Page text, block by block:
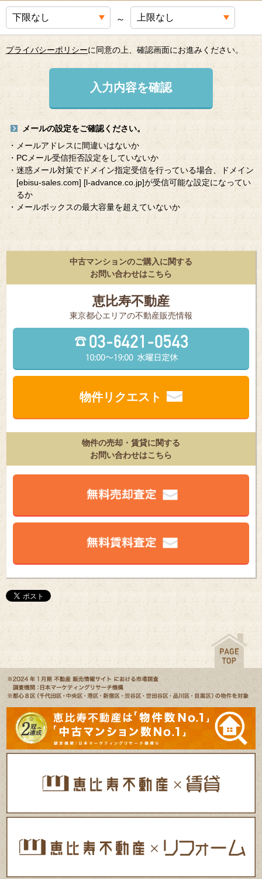
～
プライバシーポリシーに同意の上、確認画面にお進みください。
入力内容を確認
メールの設定をご確認ください。
・メールアドレスに間違いはないか
・PCメール受信拒否設定をしていないか
・迷惑メール対策でドメイン指定受信を行っている場合、ドメイン
[ebisu-sales.com] [l-advance.co.jp]が受信可能な設定になってい
るか
・メールボックスの最大容量を超えていないか
中古マンションのご購入に関する
お問い合わせはこちら
恵比寿不動産
東京都⼼エリアの不動産販売情報
物件リクエスト
物件の売却・賃貸に関する
お問い合わせはこちら